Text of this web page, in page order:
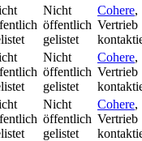
Nicht
öffentlich
gelistet
Cohere,
Vertrieb
Nicht
öffentlich
gelistet
Cohere,
Vertrieb
Nicht
öffentlich
gelistet
Cohere,
Vertrieb